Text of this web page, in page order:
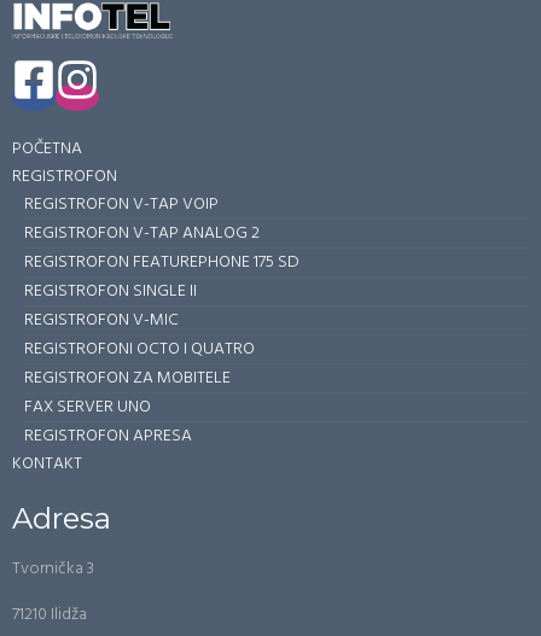
POČETNA
REGISTROFON
REGISTROFON V-TAP VOIP
REGISTROFON V-TAP ANALOG 2
REGISTROFON FEATUREPHONE 175 SD
REGISTROFON SINGLE II
REGISTROFON V-MIC
REGISTROFONI OCTO I QUATRO
REGISTROFON ZA MOBITELE
FAX SERVER UNO
REGISTROFON APRESA
KONTAKT
Adresa
Tvornička 3
71210 Ilidža